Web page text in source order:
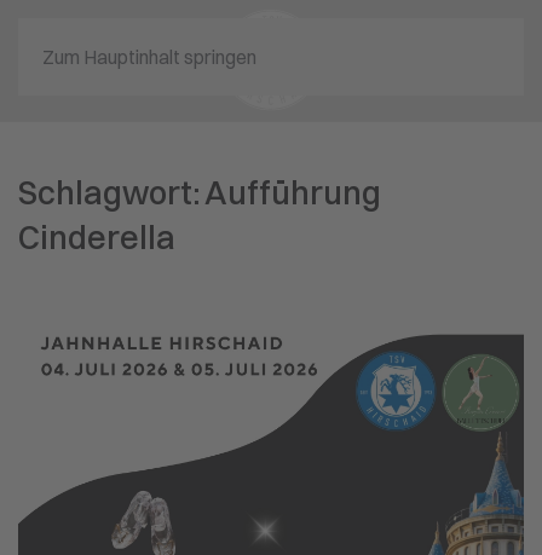
Zum Hauptinhalt springen
Schlagwort:Aufführung
Cinderella